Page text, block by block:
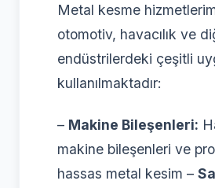
Metal kesme
otomotiv, havacılık ve
endüstrilerdeki çeşitli
kullanılmaktadır:
– Makine Bileşenleri:
makine bileşenleri ve
hassas metal kesim –